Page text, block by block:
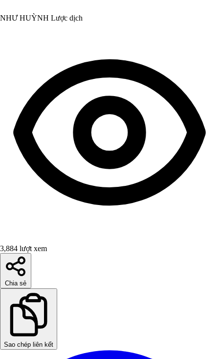
NHƯ HUỲNH Lược dịch
3,884 lượt xem
Chia sẻ
Sao chép liên kết